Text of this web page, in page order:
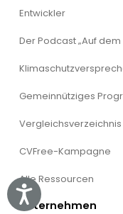
Accessibility
Entwickler
Der Podcast „Auf
Gemeinnütziges
Vergleichsverzeichnis
CVFree-Kampagne
Alle Ressourcen
Unternehmen